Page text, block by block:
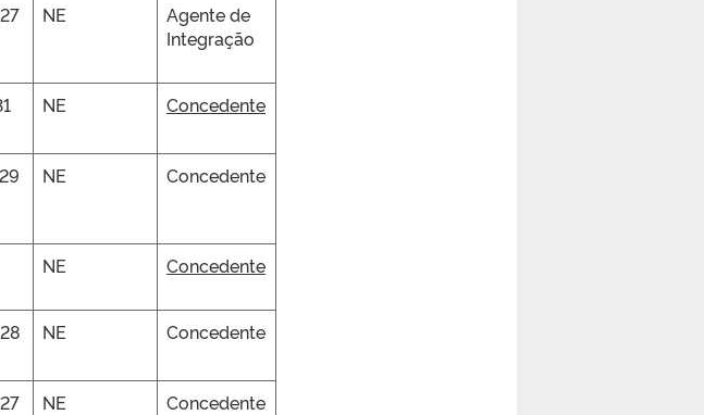
NE
Agente de
Integração
NE Concedente
NE Concedente
NE Concedente
NE Concedente
NE Concedente